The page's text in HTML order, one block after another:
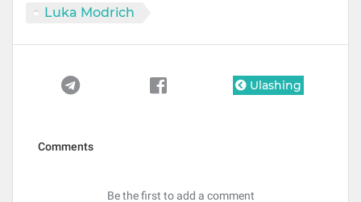
Luka Modrich
Ulashing